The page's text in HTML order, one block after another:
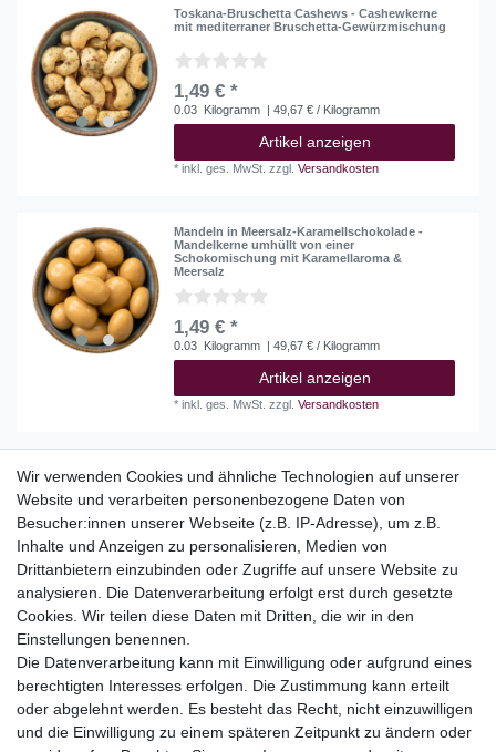
Toskana-Bruschetta Cashews - Cashewkerne
mit mediterraner Bruschetta-Gewürzmischung
1,49 € *
0.03 Kilogramm | 49,67 € / Kilogramm
Artikel anzeigen
*inkl. ges. MwSt. zzgl.Versandkosten
Mandeln in Meersalz-Karamellschokolade -
Mandelkerne umhüllt von einer
Schokomischung mit Karamellaroma &
Meersalz
1,49 € *
0.03 Kilogramm | 49,67 € / Kilogramm
Artikel anzeigen
*inkl. ges. MwSt. zzgl.Versandkosten
Top Kategorien
Themen
Ostern
Angebote
stark reduzierte B-Ware
Wir verwenden Cookies und ähnliche Technologien auf unserer
Website und verarbeiten personenbezogene Daten von
Besucher:innen unserer Webseite (z.B. IP-Adresse), um z.B.
Inhalte und Anzeigen zu personalisieren, Medien von
Drittanbietern einzubinden oder Zugriffe auf unsere Website zu
analysieren. Die Datenverarbeitung erfolgt erst durch gesetzte
Cookies. Wir teilen diese Daten mit Dritten, die wir in den
Einstellungen benennen.
Die Datenverarbeitung kann mit Einwilligung oder aufgrund eines
berechtigten Interesses erfolgen. Die Zustimmung kann erteilt
oder abgelehnt werden. Es besteht das Recht, nicht einzuwilligen
und die Einwilligung zu einem späteren Zeitpunkt zu ändern oder